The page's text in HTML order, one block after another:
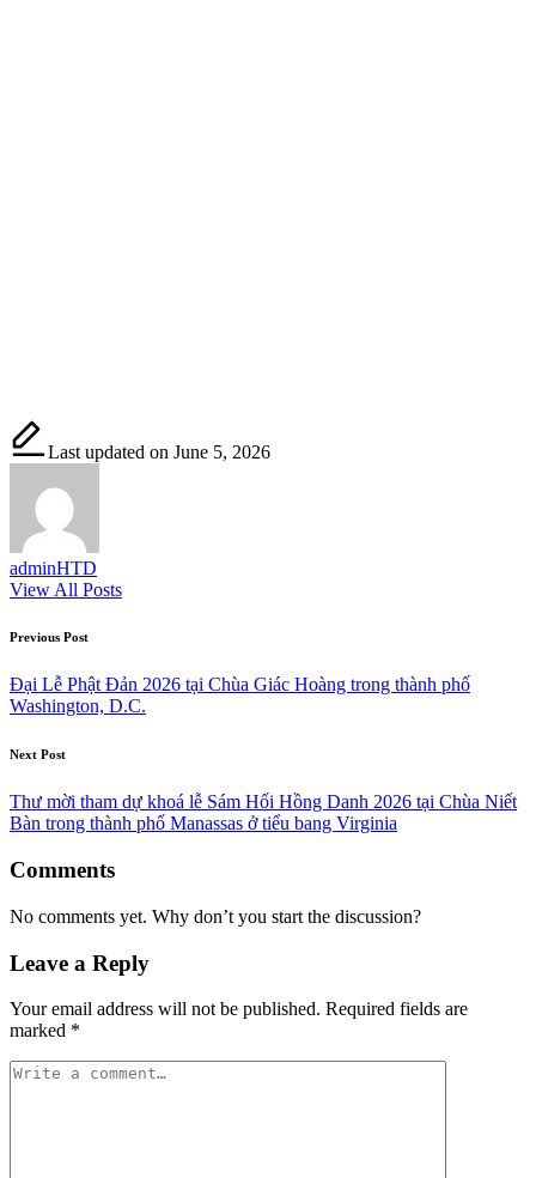
Last updated on June 5, 2026
adminHTD
View All Posts
Post
navigation
Previous Post
Đại Lễ Phật Đản 2026 tại Chùa Giác Hoàng trong thành phố
Washington, D.C.
Next Post
Thư mời tham dự khoá lễ Sám Hối Hồng Danh 2026 tại Chùa Niết
Bàn trong thành phố Manassas ở tiểu bang Virginia
Comments
No comments yet. Why don’t you start the discussion?
Leave a Reply
Your email address will not be published. Required fields are
marked *